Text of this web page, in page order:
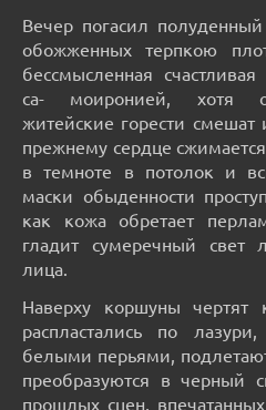
Вечер погасил
обожженных терпкою
бессмысленная
са- моиронией, хотя
житейские горести
прежнему сердце
в темноте в потолок и
маски обыденности
как кожа обретает
гладит сумеречный свет
лица.
Наверху коршуны чертят
распластались по
белыми перьями,
преобразуются в черный
прошлых сцен,